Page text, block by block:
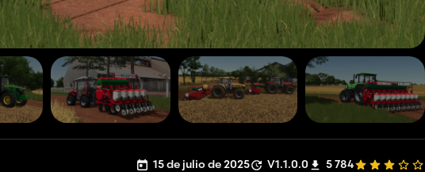
15 de julio de 2025 V1.1.0.0 5 784